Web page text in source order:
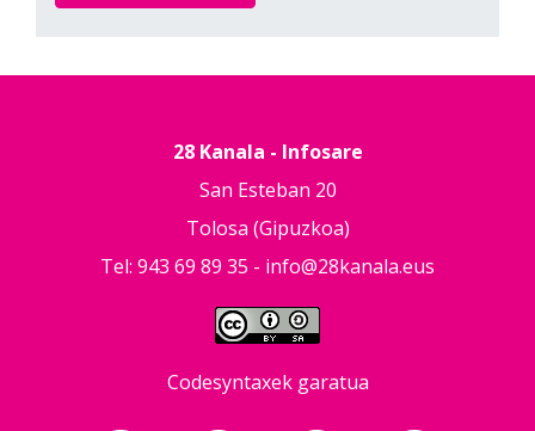
28 Kanala - Infosare
San Esteban 20
Tolosa (Gipuzkoa)
Tel: 943 69 89 35 - info@28kanala.eus
Codesyntaxek garatua